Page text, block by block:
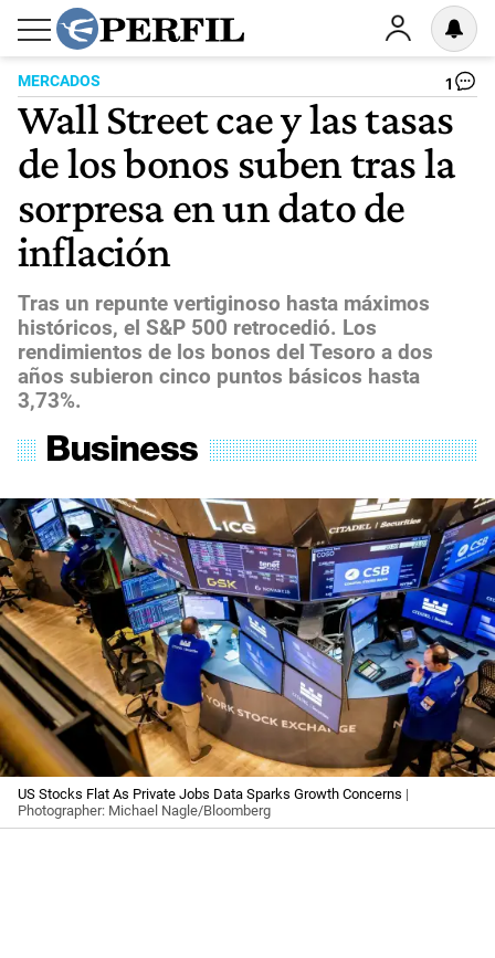
MERCADOS 1
Wall Street cae y las tasas
de los bonos suben tras la
sorpresa en un dato de
inflación
Tras un repunte vertiginoso hasta máximos
históricos, el S&P 500 retrocedió. Los
rendimientos de los bonos del Tesoro a dos
años subieron cinco puntos básicos hasta
3,73%.
US Stocks Flat As Private Jobs Data Sparks Growth Concerns |
Photographer: Michael Nagle/Bloomberg